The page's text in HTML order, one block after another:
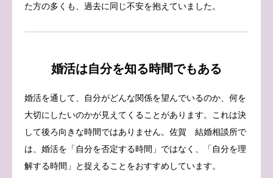
た方の多くも、過去に同じ不安を抱えていました。
婚活は自分を知る時間でもある
婚活を通して、自分がどんな関係を望んでいるのか、何を
大切にしたいのかが見えてくることがあります。これは決
して後ろ向きな時間ではありません。佐賀 結婚相談所で
は、婚活を「自分を否定する時間」ではなく、「自分を理
解する時間」と捉えることをおすすめしています。